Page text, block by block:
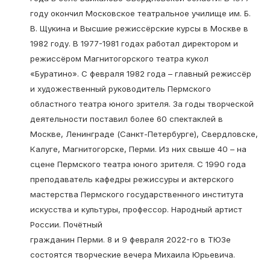
году окончил Московское театральное училище им. Б.
В. Щукина и Высшие режиссёрские курсы в Москве в
1982 году. В 1977-1981 годах работал директором и
режиссёром Магнитогорского театра кукол
«Буратино». С февраля 1982 года – главный режиссёр
и художественный руководитель Пермского
областного театра юного зрителя. За годы творческой
деятельности поставил более 60 спектаклей в
Москве, Ленинграде (Санкт-Петербурге), Свердловске,
Калуге, Магнитогорске, Перми. Из них свыше 40 – на
сцене Пермского театра юного зрителя. С 1990 года
преподаватель кафедры режиссуры и актерского
мастерства Пермского государственного института
искусства и культуры, профессор. Народный артист
России. Почётный
гражданин Перми. 8 и 9 февраля 2022-го в ТЮЗе
состоятся творческие вечера Михаила Юрьевича.